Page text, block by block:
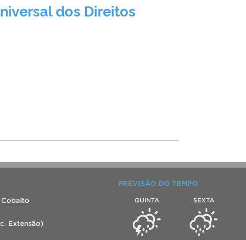
dos Direitos
Cobalto
Extensão)
PREVISÃO DO TEMPO
QUINTA SEXTA